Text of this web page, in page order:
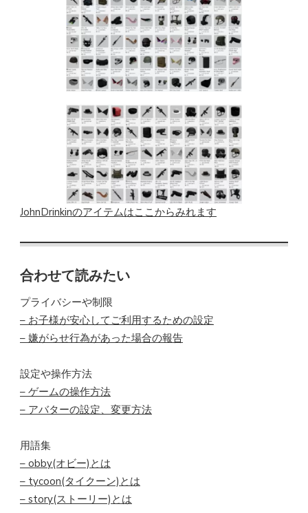
JohnDrinkinのアイテムはここからみれます
合わせて読みたい
プライバシーや制限
– お子様が安心してご利用するための設定
– 嫌がらせ行為があった場合の報告
設定や操作方法
– ゲームの操作方法
– アバターの設定、変更方法
用語集
– obby(オビー)とは
– tycoon(タイクーン)とは
– story(ストーリー)とは